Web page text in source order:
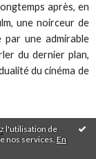
l'utilisation de
nos services. En
après, en
une noirceur de
par une admirable
du dernier plan,
du cinéma de